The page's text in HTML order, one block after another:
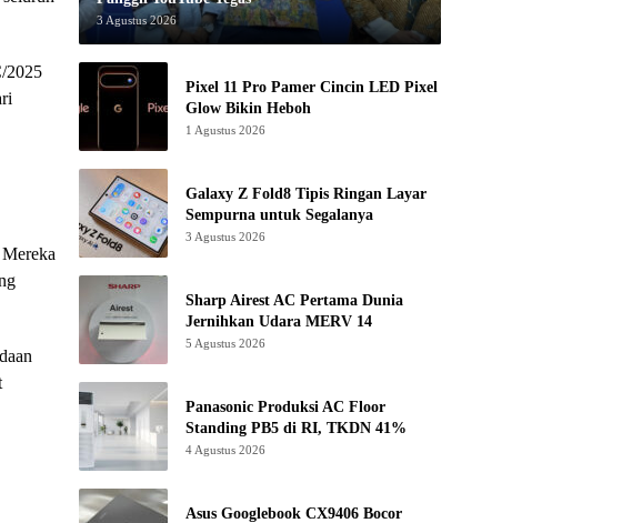
2025
3 Agustus 2026
Pixel 11 Pro Pamer Cincin LED Pixel
Glow Bikin Heboh
1 Agustus 2026
Galaxy Z Fold8 Tipis Ringan Layar
Sempurna untuk Segalanya
3 Agustus 2026
Sharp Airest AC Pertama Dunia
Jernihkan Udara MERV 14
5 Agustus 2026
Panasonic Produksi AC Floor
Standing PB5 di RI, TKDN 41%
4 Agustus 2026
Asus Googlebook CX9406 Bocor